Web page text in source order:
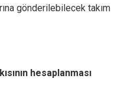
gönderilebilecek takım
hesaplanması